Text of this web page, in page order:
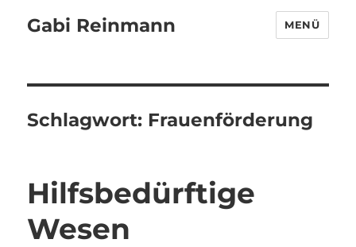
Gabi Reinmann MENÜ
Schlagwort: Frauenförderung
Hilfsbedürftige
Wesen